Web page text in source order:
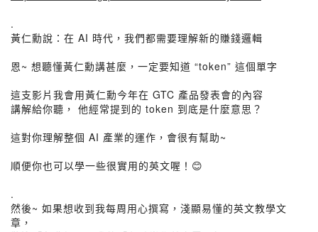
.
黃仁勳說：在 AI 時代，我們都需要理解新的賺錢邏輯
恩~ 想聽懂黃仁勳講甚麼，一定要知道 “token” 這個單字
這支影片我會用黃仁勳今年在 GTC 產品發表會的內容
講解給你聽， 他經常提到的 token 到底是什麼意思？
這對你理解整個 AI 產業的運作，會很有幫助~
順便你也可以學一些很實用的英文喔！😊
.
然後~ 如果想收到我每周用心撰寫，淺顯易懂的英文教學文
章，